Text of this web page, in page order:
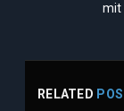
mit
RELATED